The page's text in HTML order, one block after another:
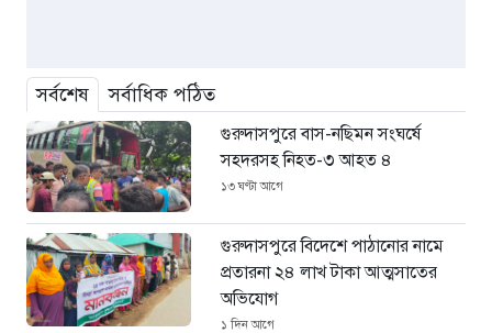
সর্বশেষ সর্বাধিক পঠিত
গুরুদাসপুরে বাস-নছিমন সংঘর্ষে
সহদরসহ নিহত-৩ আহত ৪
১৩ ঘণ্টা আগে
গুরুদাসপুরে বিদেশে পাঠানোর নামে
প্রতারনা ২৪ লাখ টাকা আত্মসাতের
অভিযোগ
১ দিন আগে